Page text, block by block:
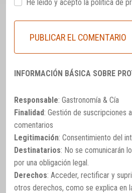
He leido y acepto la política de
INFORMACIÓN BÁSICA SOBRE
Responsable: Gastronomía & Cía
Finalidad: Gestión de suscripciones
comentarios
Legitimación: Consentimiento del
Destinatarios: No se comunicarán
por una obligación legal.
Derechos: Acceder, rectificar y
otros derechos, como se explica en